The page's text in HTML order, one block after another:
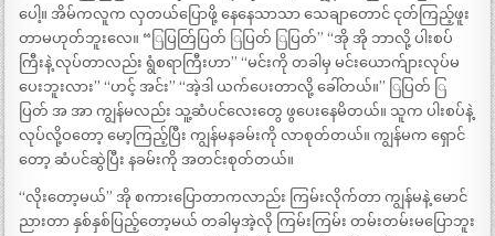
ပေါ့။ အိမ်ကလူက လှတယ်ပြောဖို့ နေနေသာသာ သေချာတောင် ငုတ်ကြည့်ဖူး
တာမဟုတ်ဘူးလေ။ “ြပြတ်ြပြတ် ြပြတ် ြပြတ်” “အို အို ဘာလို့ ပါးစပ်
ကြီးနဲ့ လုပ်တာလည်း ရွံစရာကြီးဟာ” “မင်းကို တခါမှ မင်းယောက်ျားလုပ်မ
ပေးဘူးလား” “ဟင့် အင်း” “အဲ့ဒါ ယက်ပေးတာလို့ ခေါ်တယ်။” ြပြတ် ြ
ပြတ် အ အာ ကျွန်မလည်း သူ့ဆံပင်လေးတွေ ဖွပေးနေမိတယ်။ သူက ပါးစပ်နဲ့
လုပ်လို့ဝတော့ မော့ကြည့်ပြီး ကျွန်မနခမ်းကို လာစုတ်တယ်။ ကျွန်မက ရှောင်
တော့ ဆံပင်ဆွဲပြီး နခမ်းကို အတင်းစုတ်တယ်။
“လိုးတော့မယ်” အို စကားပြောတာကလာည်း ကြမ်းလိုက်တာ ကျွန်မနဲ့ မောင်
ညားတာ နှစ်နှစ်ပြည့်တော့မယ် တခါမှအဲ့လို ကြမ်းကြမ်း တမ်းတမ်းမပြောဘူး